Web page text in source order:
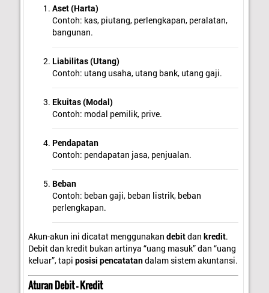
Aset (Harta)
Contoh: kas, piutang, perlengkapan, peralatan,
bangunan.
Liabilitas (Utang)
Contoh: utang usaha, utang bank, utang gaji.
Ekuitas (Modal)
Contoh: modal pemilik, prive.
Pendapatan
Contoh: pendapatan jasa, penjualan.
Beban
Contoh: beban gaji, beban listrik, beban
perlengkapan.
Akun-akun ini dicatat menggunakandebitdan kredit.
Debit dan kredit bukan artinya “uang masuk” dan “uang
keluar”, tapiposisi pencatatandalam sistem akuntansi.
Aturan Debit – Kredit